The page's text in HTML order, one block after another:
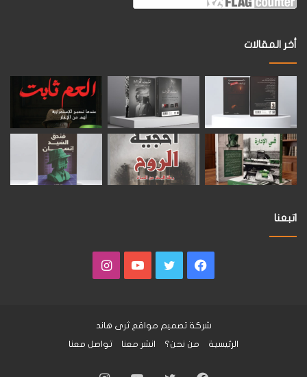
أخر المقالات
اتبعنا
فيسبوكتويتر يوتيوبانستقرام
شركة تصميم مواقع ثرى هاند
الرئيسية
من نحن؟ انشر معنا تواصل معنا